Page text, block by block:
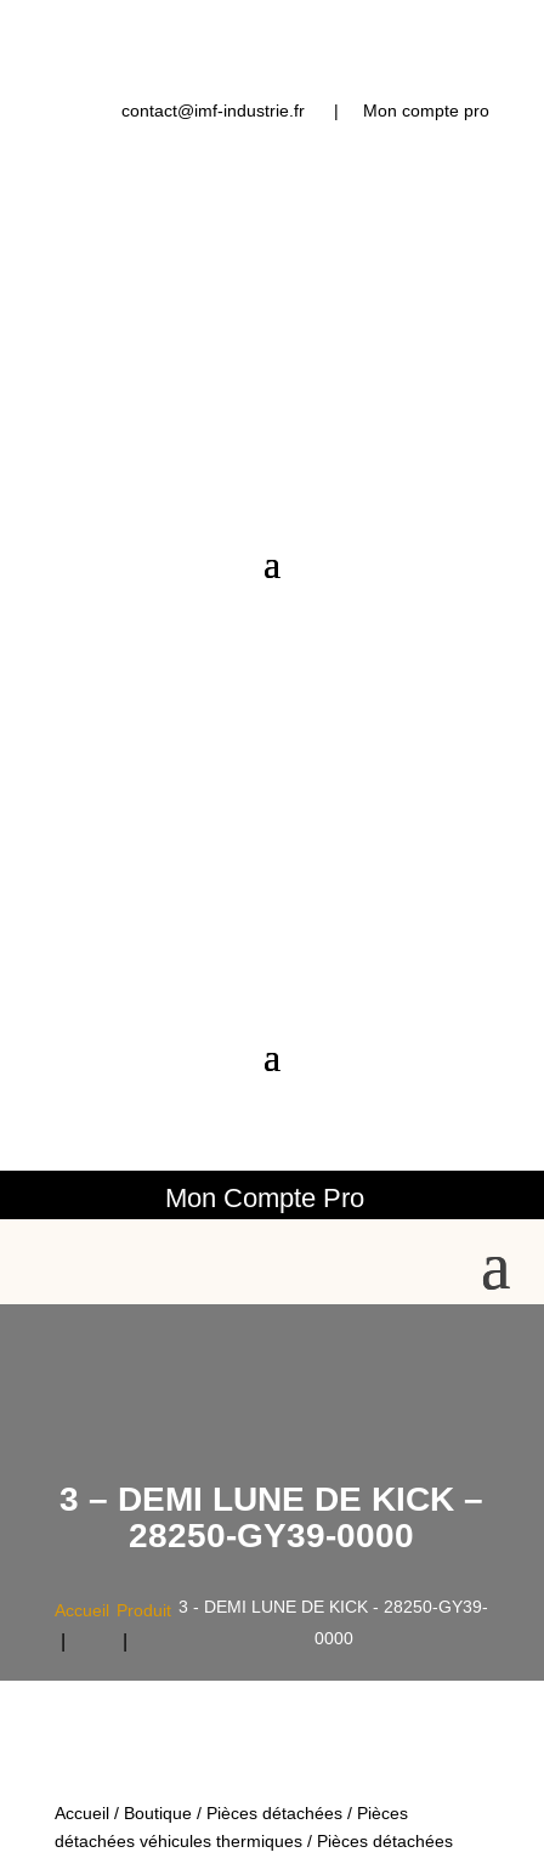
contact@imf-industrie.fr | Mon compte pro
Mon Compte Pro
3 – DEMI LUNE DE KICK –
28250-GY39-0000
Accueil Produit 3 - DEMI LUNE DE KICK - 28250-GY39-
0000
Accueil/ Boutique/ Pièces détachées/ Pièces
détachées véhicules thermiques/ Pièces détachées